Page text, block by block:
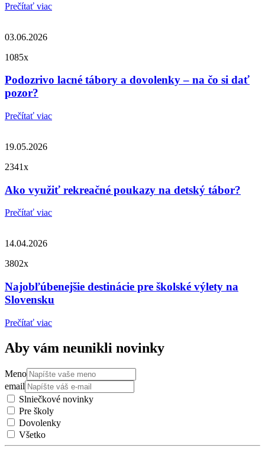
Prečítať viac
03.06.2026
1085x
Podozrivo lacné tábory a dovolenky – na čo si dať
pozor?
Prečítať viac
19.05.2026
2341x
Ako využiť rekreačné poukazy na detský tábor?
Prečítať viac
14.04.2026
3802x
Najobľúbenejšie destinácie pre školské výlety na
Slovensku
Prečítať viac
Aby vám neunikli novinky
Meno
email
Slniečkové novinky
Pre školy
Dovolenky
Všetko